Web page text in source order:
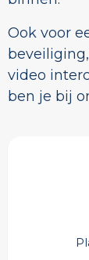
Ook voor
video
ben je bij